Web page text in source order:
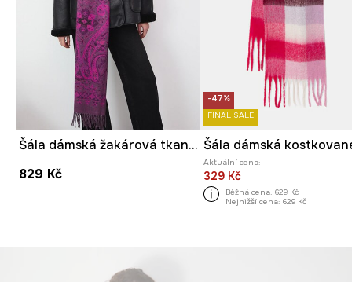
Šála dámská žakárová tkanina, se vzorem
829 Kč
-47%
FINAL SALE
Šála dámská
Aktuální cena:
329 Kč
Běžná cena: 629 Kč
Nejnižší cena: 629 Kč